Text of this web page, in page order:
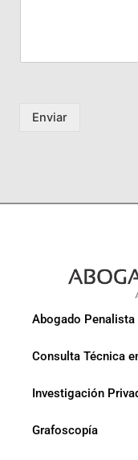
Enviar
Abogado Penalista
Consulta Técnica
Investigación
Grafoscopía